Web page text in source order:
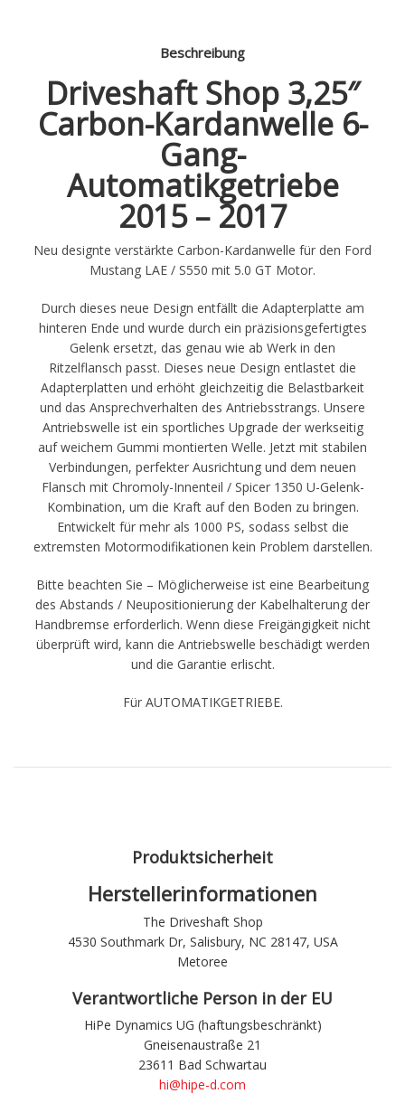
Beschreibung
Driveshaft Shop 3,25″
Carbon-Kardanwelle 6-
Gang-
Automatikgetriebe
2015 – 2017
Neu designte verstärkte Carbon-Kardanwelle für den Ford
Mustang LAE / S550 mit 5.0 GT Motor.
Durch dieses neue Design entfällt die Adapterplatte am
hinteren Ende und wurde durch ein präzisionsgefertigtes
Gelenk ersetzt, das genau wie ab Werk in den
Ritzelflansch passt. Dieses neue Design entlastet die
Adapterplatten und erhöht gleichzeitig die Belastbarkeit
und das Ansprechverhalten des Antriebsstrangs. Unsere
Antriebswelle ist ein sportliches Upgrade der werkseitig
auf weichem Gummi montierten Welle. Jetzt mit stabilen
Verbindungen, perfekter Ausrichtung und dem neuen
Flansch mit Chromoly-Innenteil / Spicer 1350 U-Gelenk-
Kombination, um die Kraft auf den Boden zu bringen.
Entwickelt für mehr als 1000 PS, sodass selbst die
extremsten Motormodifikationen kein Problem darstellen.
Bitte beachten Sie – Möglicherweise ist eine Bearbeitung
des Abstands / Neupositionierung der Kabelhalterung der
Handbremse erforderlich. Wenn diese Freigängigkeit nicht
überprüft wird, kann die Antriebswelle beschädigt werden
und die Garantie erlischt.
Für AUTOMATIKGETRIEBE.
Produktsicherheit
Herstellerinformationen
The Driveshaft Shop
4530 Southmark Dr, Salisbury, NC 28147, USA
Metoree
Verantwortliche Person in der EU
HiPe Dynamics UG (haftungsbeschränkt)
Gneisenaustraße 21
23611 Bad Schwartau
hi@hipe-d.com